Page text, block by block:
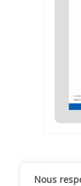
Nous